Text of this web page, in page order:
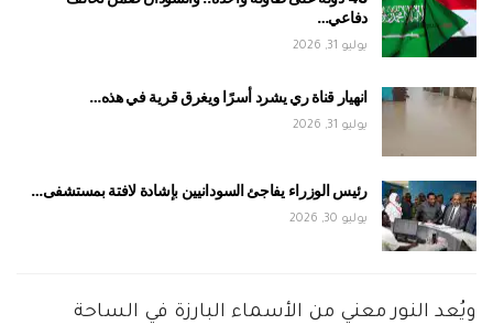
دفاعي…
يوليو 31, 2026
انهيار قناة ري يشرد أسرًا ويغرق قرية في هذه…
يوليو 31, 2026
رئيس الوزراء يفاجئ السودانيين بإشادة لافتة بمستشفى…
يوليو 30, 2026
ويُعد النور معني من الأسماء البارزة في الساحة